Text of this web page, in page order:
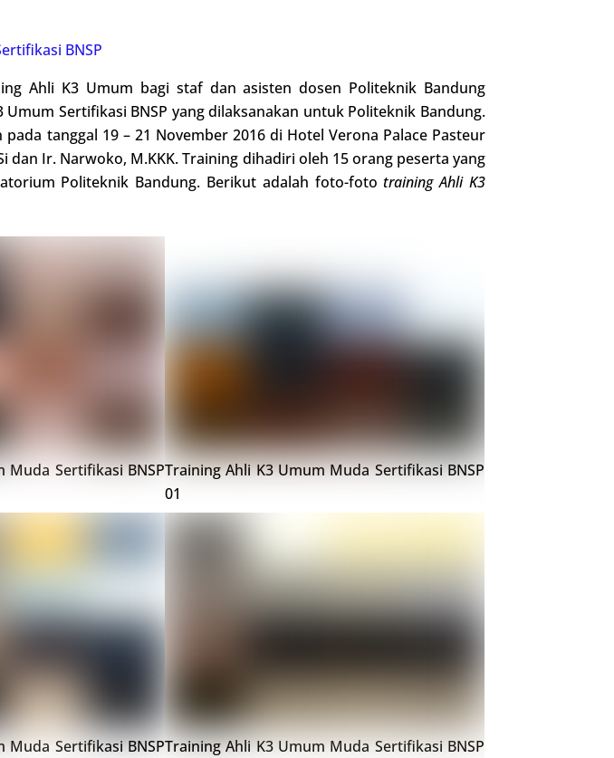
BNSP
Ahli K3 Umum bagi staf dan asisten dosen Politeknik Bandung
Sertifikasi BNSP yang dilaksanakan untuk Politeknik Bandung.
pada tanggal 19 – 21 November 2016 di Hotel Verona Palace Pasteur
Ir. Narwoko, M.KKK. Training dihadiri oleh 15 orang peserta yang
Politeknik Bandung. Berikut adalah foto-fototraining Ahli K3
Muda Sertifikasi BNSPTraining Ahli K3 Umum Muda Sertifikasi BNSP
01
Muda Sertifikasi BNSPTraining Ahli K3 Umum Muda Sertifikasi BNSP